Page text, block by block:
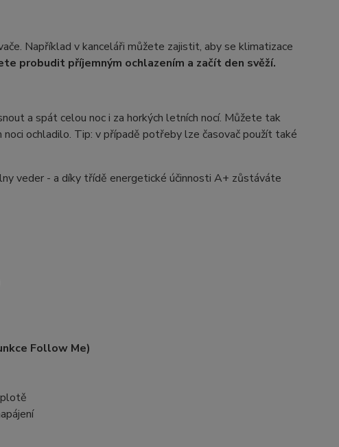
Například v kanceláři můžete zajistit, aby se klimatizace
probudit příjemným ochlazením a začít den svěží.
a spát celou noc i za horkých letních nocí. Můžete tak
ochladilo. Tip: v případě potřeby lze časovač použít také
veder - a díky třídě energetické účinnosti A+ zůstáváte
Follow Me)